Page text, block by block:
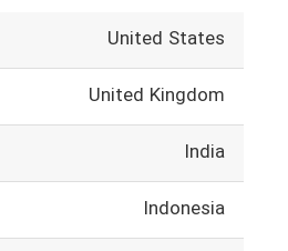
United States
United Kingdom
India
Indonesia